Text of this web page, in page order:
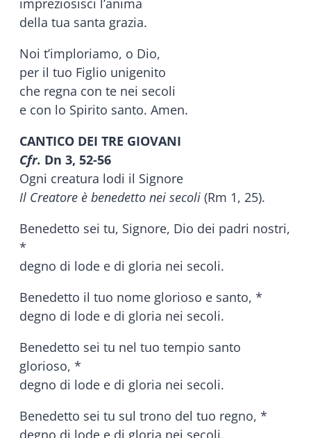
impreziosisci l’anima
della tua santa grazia.
Noi t’imploriamo, o Dio,
per il tuo Figlio unigenito
che regna con te nei secoli
e con lo Spirito santo. Amen.
CANTICO DEI TRE GIOVANI
Cfr. Dn 3, 52-56
Ogni creatura lodi il Signore
Il Creatore è benedetto nei secoli (Rm 1, 25).
Benedetto sei tu, Signore, Dio dei padri nostri,
*
degno di lode e di gloria nei secoli.
Benedetto il tuo nome glorioso e santo, *
degno di lode e di gloria nei secoli.
Benedetto sei tu nel tuo tempio santo
glorioso, *
degno di lode e di gloria nei secoli.
Benedetto sei tu sul trono del tuo regno, *